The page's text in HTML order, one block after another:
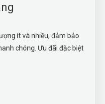
ít và nhiều, đảm bảo
chóng. Ưu đãi đặc biệt